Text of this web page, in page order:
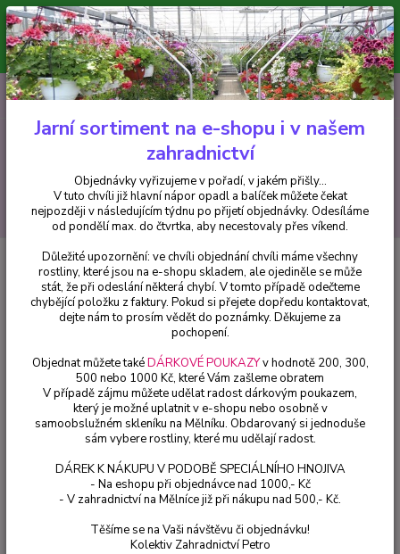
Minimální hodnota pro odeslání z e-shopu je 300 Kč.
V tuto chvíli již hlavní nápor objednávek opadl a balíček můžete čekat
nejpozději v následujícím týdnu po přijetí objednávky. Objednávky
vyřizujeme v pořadí, v jakém přišly...
CZK
Hledat
+420 602 223 614 0ks
za0 Kč
Fuchsie Golden Felli Fey Fuchsie 551
Golden Felli Fey Fuchsie 551
Jarní sortiment na e-shopu i v našem
zahradnictví
Objednávky vyřizujeme v pořadí, v jakém přišly...
V tuto chvíli již hlavní nápor opadl a balíček můžete čekat
nejpozději v následujícím týdnu po přijetí objednávky. Odesíláme
od pondělí max. do čtvrtka, aby necestovaly přes víkend.
Důležité upozornění: ve chvíli objednání chvíli máme všechny
rostliny, které jsou na e-shopu skladem, ale ojediněle se může
stát, že při odeslání některá chybí. V tomto případě odečteme
chybějící položku z faktury. Pokud si přejete dopředu kontaktovat,
dejte nám to prosím vědět do poznámky. Děkujeme za
pochopení.
Objednat můžete takéDÁRKOVÉ POUKAZYv hodnotě 200, 300,
500 nebo 1000 Kč, které Vám zašleme obratem
V případě zájmu můžete udělat radost dárkovým poukazem,
který je možné uplatnit v e-shopu nebo osobně v
samoobslužném skleníku na Mělníku. Obdarovaný si jednoduše
sám vybere rostliny, které mu udělají radost.
DÁREK K NÁKUPU V PODOBĚ SPECIÁLNÍHO HNOJIVA
- Na eshopu při objednávce nad 1000,- Kč
- V zahradnictví na Mělníce již při nákupu nad 500,- Kč.
Těšíme se na Vaši návštěvu či objednávku!
Kolektiv Zahradnictví Petro